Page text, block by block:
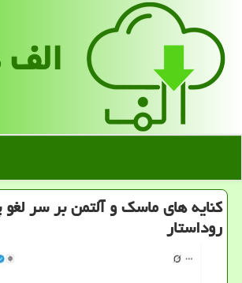
کنایه های ماسک و آلتمن بر سر
روداستار